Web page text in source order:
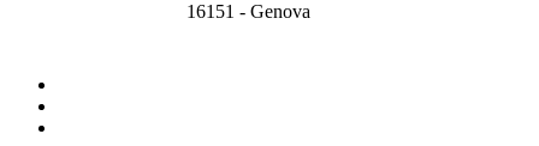
16151 - Genova